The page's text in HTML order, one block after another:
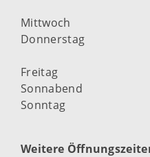
Mittwoch
Donnerstag
Freitag
Sonnabend
Sonntag
Weitere